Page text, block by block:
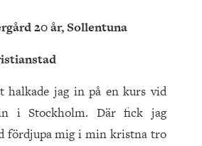
20 år, Sollentuna
halkade jag in på en kurs vid
i Stockholm. Där fick jag
fördjupa mig i min kristna tro